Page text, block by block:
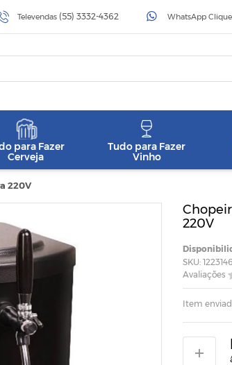
Televendas (55) 3332-4362 WhatsApp
para Fazer
Cerveja
Tudo para Fazer
Vinho
220V
220V
SKU:
Avaliações
Item